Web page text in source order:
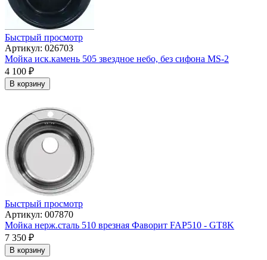
Быстрый просмотр
Артикул: 026703
Мойка иск.камень 505 звездное небо, без сифона МS-2
4 100 ₽
В корзину
Быстрый просмотр
Артикул: 007870
Мойка нерж.сталь 510 врезная Фаворит FAP510 - GT8K
7 350 ₽
В корзину